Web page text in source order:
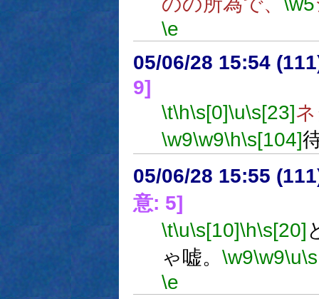
\e
05/06/28 15:54
9]
\t\h\s[0]\u\s[23]
\w9\w9\h\s[104]
05/06/28 15:55
意: 5]
\t\u\s[10]\h\s[20]
ゃ嘘。 \w9\w9\u
\e